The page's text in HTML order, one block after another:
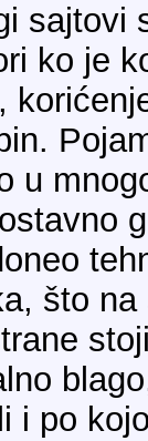
sajtovi
ko je
u
što
i po